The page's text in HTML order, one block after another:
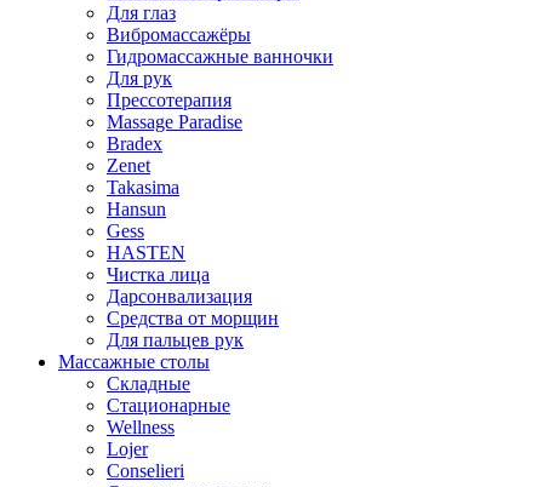
Для глаз
Вибромассажёры
Гидромассажные ванночки
Для рук
Прессотерапия
Massage Paradise
Bradex
Zenet
Takasima
Hansun
Gess
HASTEN
Чистка лица
Дарсонвализация
Средства от морщин
Для пальцев рук
Массажные столы
Складные
Стационарные
Wellness
Lojer
Conselieri